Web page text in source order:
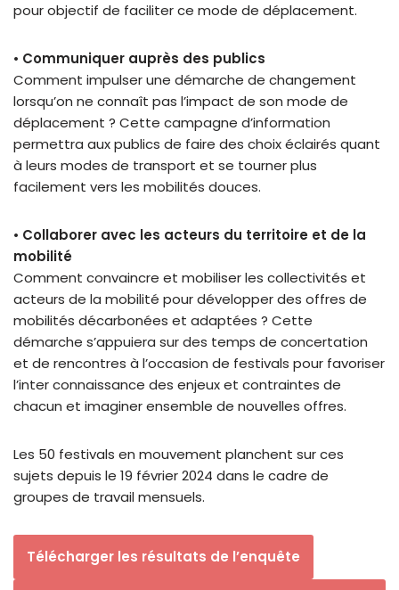
pour objectif de faciliter ce mode de déplacement.
• Communiquer auprès des publics
Comment impulser une démarche de changement
lorsqu’on ne connaît pas l’impact de son mode de
déplacement ? Cette campagne d’information
permettra aux publics de faire des choix éclairés quant
à leurs modes de transport et se tourner plus
facilement vers les mobilités douces.
• Collaborer avec les acteurs du territoire et de la
mobilité
Comment convaincre et mobiliser les collectivités et
acteurs de la mobilité pour développer des offres de
mobilités décarbonées et adaptées ? Cette
démarche s’appuiera sur des temps de concertation
et de rencontres à l’occasion de festivals pour favoriser
l’inter connaissance des enjeux et contraintes de
chacun et imaginer ensemble de nouvelles offres.
Les 50 festivals en mouvement planchent sur ces
sujets depuis le 19 février 2024 dans le cadre de
groupes de travail mensuels.
Télécharger les résultats de l’enquête